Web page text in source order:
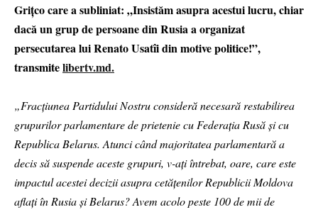
Grițco care a subliniat: „Insistăm asupra acestui lucru, chiar
dacă un grup de persoane din Rusia a organizat
persecutarea lui Renato Usatîi din motive politice!”,
transmitelibertv.md.
„Fracțiunea Partidului Nostru consideră necesară restabilirea
grupurilor parlamentare de prietenie cu Federația Rusă și cu
Republica Belarus. Atunci când majoritatea parlamentară a
decis să suspende aceste grupuri, v-ați întrebat, oare, care este
impactul acestei decizii asupra cetățenilor Republicii Moldova
aflați în Rusia și Belarus? Avem acolo peste 100 de mii de